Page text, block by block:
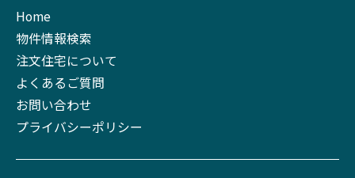
Home
物件情報検索
注文住宅について
よくあるご質問
お問い合わせ
プライバシーポリシー